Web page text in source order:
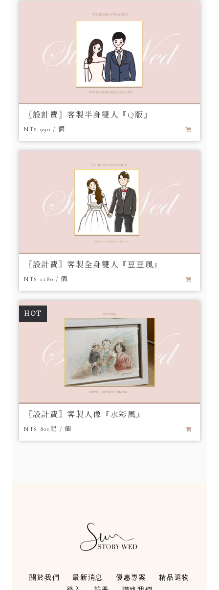
〖設計費〗客製半身雙人『Q版』
NT$ 990 / 個
〖設計費〗客製全身雙人『豆豆風』
NT$ 2180 / 個
HOT
〖設計費〗客製人像『水彩風』
NT$ 800起 / 個
關於我們 最新消息 優惠專案
精品選物